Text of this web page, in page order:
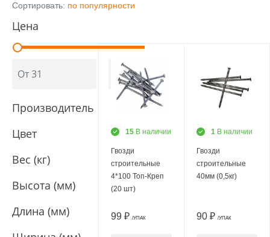
Сортировать: по популярности
Цена
Производитель
Цвет
Вес (кг)
Высота (мм)
Длина (мм)
15 В наличии
Гвозди
строительные
4*100 Топ-Креп
(20 шт)
99 ₽ /УПАК
1 В наличии
Гвозди
строительные
40мм (0,5кг)
90 ₽ /УПАК